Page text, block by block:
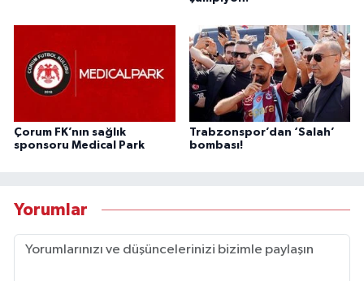
Çorum FK’nın sağlık
sponsoru Medical Park
Trabzonspor’dan ‘Salah’
bombası!
Yorumlar